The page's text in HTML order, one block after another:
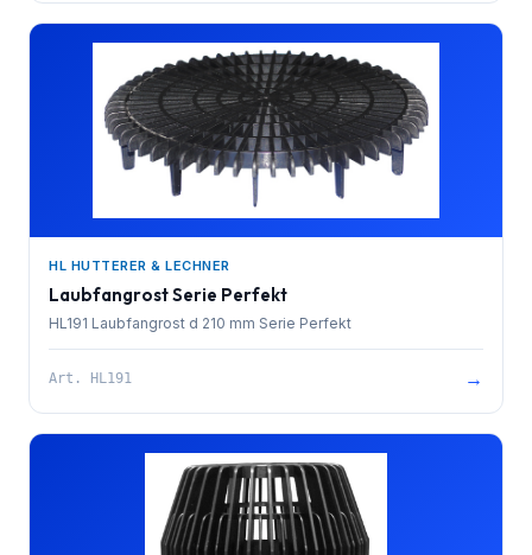
HL HUTTERER & LECHNER
Laubfangrost Serie Perfekt
HL191 Laubfangrost d 210 mm Serie Perfekt
Art. HL191 →